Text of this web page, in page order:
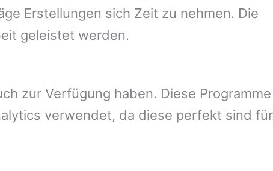
Erstellungen sich Zeit zu nehmen. Die
geleistet werden.
zur Verfügung haben. Diese Programme
verwendet, da diese perfekt sind für